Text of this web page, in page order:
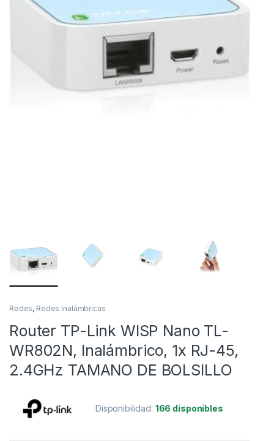
Redes, Redes Inalámbricas
Router TP-Link WISP Nano TL-
WR802N, Inalámbrico, 1x RJ-45,
2.4GHz TAMANO DE BOLSILLO
Disponibilidad: 166 disponibles